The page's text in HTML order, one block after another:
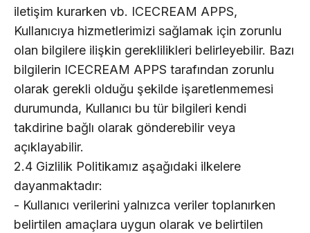
iletişim kurarken vb. ICECREAM APPS,
Kullanıcıya hizmetlerimizi sağlamak için zorunlu
olan bilgilere ilişkin gereklilikleri belirleyebilir. Bazı
bilgilerin ICECREAM APPS tarafından zorunlu
olarak gerekli olduğu şekilde işaretlenmemesi
durumunda, Kullanıcı bu tür bilgileri kendi
takdirine bağlı olarak gönderebilir veya
açıklayabilir.
2.4 Gizlilik Politikamız aşağıdaki ilkelere
dayanmaktadır:
- Kullanıcı verilerini yalnızca veriler toplanırken
belirtilen amaçlara uygun olarak ve belirtilen